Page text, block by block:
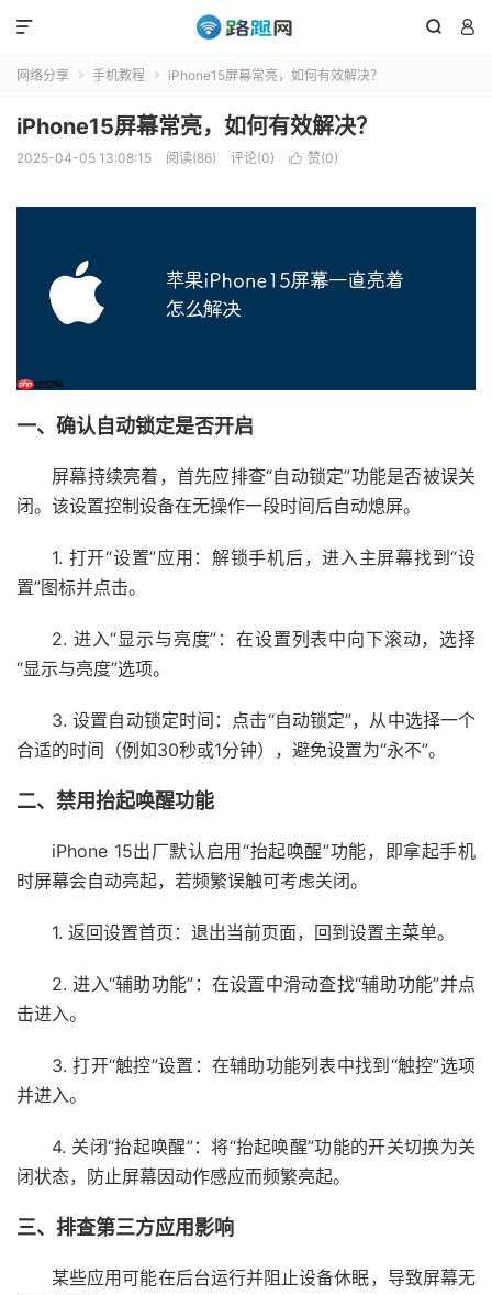
 

网络分享  手机教程  iPhone15屏幕常亮，如何有效解决？
iPhone15屏幕常亮，如何有效解决？
2025-04-05 13:08:15 阅读(86) 评论(0)  赞(0)
一、确认自动锁定是否开启
屏幕持续亮着，首先应排查“自动锁定”功能是否被误关
闭。该设置控制设备在无操作一段时间后自动熄屏。
1. 打开“设置”应用：解锁手机后，进入主屏幕找到“设
置”图标并点击。
2. 进入“显示与亮度”：在设置列表中向下滚动，选择
“显示与亮度”选项。
3. 设置自动锁定时间：点击“自动锁定”，从中选择一个
合适的时间（例如30秒或1分钟），避免设置为“永不”。
二、禁用抬起唤醒功能
iPhone 15出厂默认启用“抬起唤醒”功能，即拿起手机
时屏幕会自动亮起，若频繁误触可考虑关闭。
1. 返回设置首页：退出当前页面，回到设置主菜单。
2. 进入“辅助功能”：在设置中滑动查找“辅助功能”并点
击进入。
3. 打开“触控”设置：在辅助功能列表中找到“触控”选项
并进入。
4. 关闭“抬起唤醒”：将“抬起唤醒”功能的开关切换为关
闭状态，防止屏幕因动作感应而频繁亮起。
三、排查第三方应用影响
某些应用可能在后台运行并阻止设备休眠，导致屏幕无